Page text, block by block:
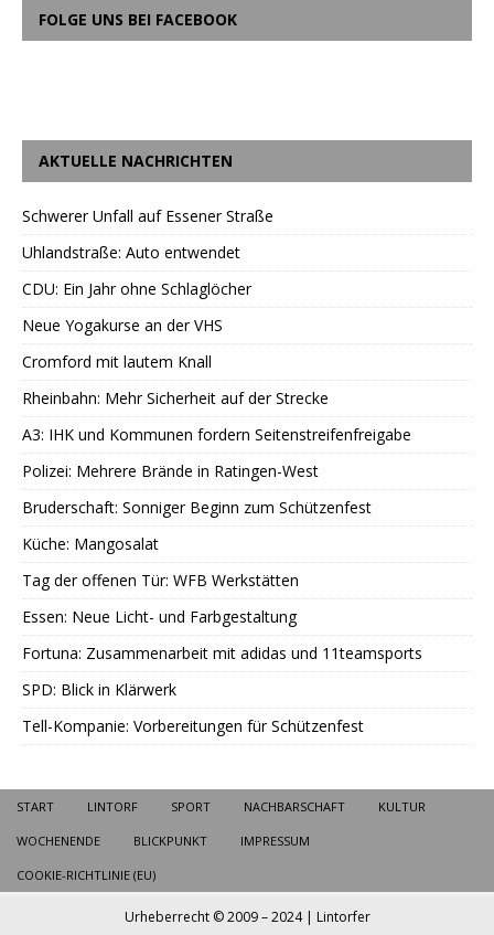
FOLGE UNS BEI FACEBOOK
AKTUELLE NACHRICHTEN
Schwerer Unfall auf Essener Straße
Uhlandstraße: Auto entwendet
CDU: Ein Jahr ohne Schlaglöcher
Neue Yogakurse an der VHS
Cromford mit lautem Knall
Rheinbahn: Mehr Sicherheit auf der Strecke
A3: IHK und Kommunen fordern Seitenstreifenfreigabe
Polizei: Mehrere Brände in Ratingen-West
Bruderschaft: Sonniger Beginn zum Schützenfest
Küche: Mangosalat
Tag der offenen Tür: WFB Werkstätten
Essen: Neue Licht- und Farbgestaltung
Fortuna: Zusammenarbeit mit adidas und 11teamsports
SPD: Blick in Klärwerk
Tell-Kompanie: Vorbereitungen für Schützenfest
START LINTORF SPORT NACHBARSCHAFT KULTUR
WOCHENENDE BLICKPUNKT IMPRESSUM
COOKIE-RICHTLINIE (EU)
Urheberrecht © 2009 – 2024 | Lintorfer